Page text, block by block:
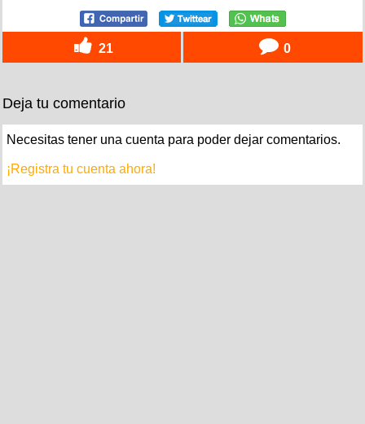
21 0
Deja tu comentario
Necesitas tener una cuenta para poder dejar comentarios.
¡Registra tu cuenta ahora!